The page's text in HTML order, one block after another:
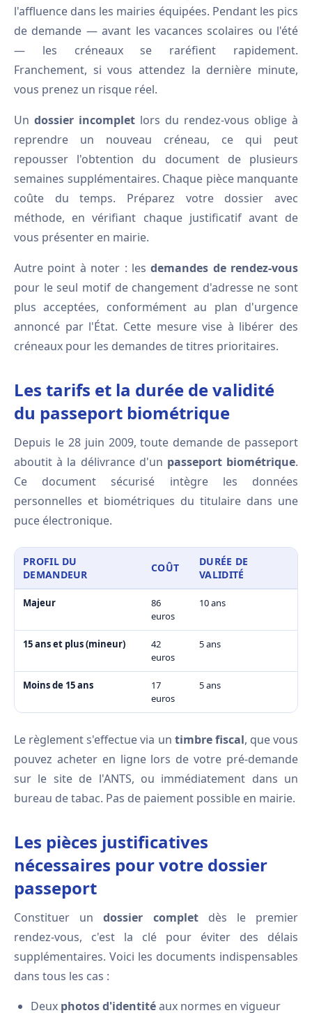
l'affluence dans les mairies équipées. Pendant les pics
de demande — avant les vacances scolaires ou l'été
— les créneaux se raréfient rapidement.
Franchement, si vous attendez la dernière minute,
vous prenez un risque réel.
Un dossier incomplet lors du rendez-vous oblige à
reprendre un nouveau créneau, ce qui peut
repousser l'obtention du document de plusieurs
semaines supplémentaires. Chaque pièce manquante
coûte du temps. Préparez votre dossier avec
méthode, en vérifiant chaque justificatif avant de
vous présenter en mairie.
Autre point à noter : lesdemandes de rendez-vous
pour le seul motif de changement d'adresse ne sont
plus acceptées, conformément au plan d'urgence
annoncé par l'État. Cette mesure vise à libérer des
créneaux pour les demandes de titres prioritaires.
Les tarifs et la durée de validité
du passeport biométrique
Depuis le 28 juin 2009, toute demande de passeport
aboutit à la délivrance d'un passeport biométrique.
Ce document sécurisé intègre les données
personnelles et biométriques du titulaire dans une
puce électronique.
PROFIL DU
DEMANDEUR
COÛT
DURÉE DE
VALIDITÉ
Majeur
86
euros
10 ans
15 ans et plus (mineur)
42
euros
5 ans
Moins de 15 ans
17
euros
5 ans
Le règlement s'effectue via un timbre fiscal, que vous
pouvez acheter en ligne lors de votre pré-demande
sur le site de l'ANTS, ou immédiatement dans un
bureau de tabac. Pas de paiement possible en mairie.
Les pièces justificatives
nécessaires pour votre dossier
passeport
Constituer undossier completdès le premier
rendez-vous, c'est la clé pour éviter des délais
supplémentaires. Voici les documents indispensables
dans tous les cas :
Deux photos d'identitéaux normes en vigueur